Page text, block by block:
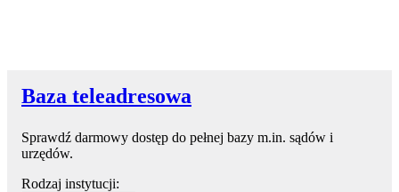
Baza teleadresowa
Sprawdź darmowy dostęp do pełnej bazy m.in. sądów i
urzędów.
Rodzaj instytucji: